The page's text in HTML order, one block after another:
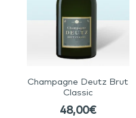
Champagne Deutz Brut
Classic
48,00€